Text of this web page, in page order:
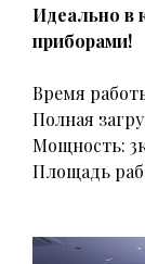
Идеально в
приборами!
Время
Полная
Мощность:
Площадь